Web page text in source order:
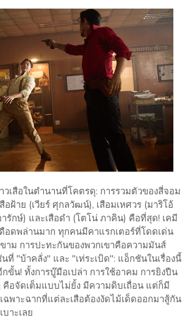
เสือในตำนานที่โคตรดุ: การรวมตัวของสี่จอม
อฝ้าย (เวียร์ ศุกลวัฒน์), เสือมเหศวร (มาริโอ้
ารักษ์) และเสือดำ (โตโน่ ภาคิน) คือที่สุด! เคมี
ดือดพล่านมาก ทุกคนมีคาแรกเตอร์ที่โดดเด่น
าม การปะทะกันของพวกเขาคือความมันส์
ที่ "บ้าคลั่ง" และ "เท่ระเบิด": แอ็กชันในเรื่องนี้
ขั้น! ทั้งการบู๊มือเปล่า การใช้อาคม การยิงปืน
คือจัดเต็มแบบไม่ยั้ง มีความดิบเถื่อน แต่ก็มี
ฉพาะฉากที่แต่ละเสือต้องงัดไม้เด็ดออกมาสู้กัน
าะเลย